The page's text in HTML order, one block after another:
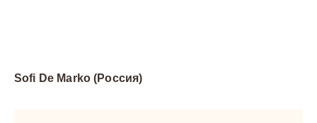
Sofi De Marko (Россия)